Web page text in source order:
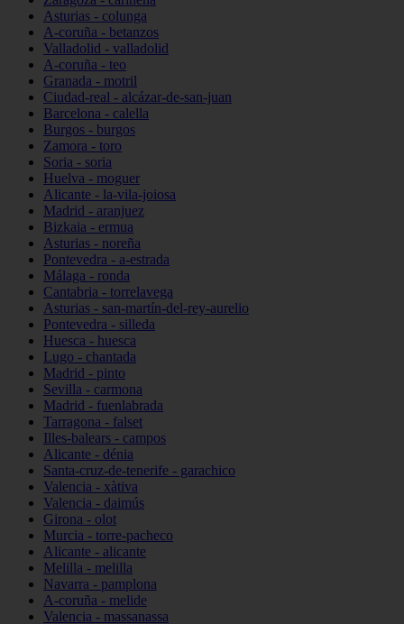
Asturias - colunga
A-coruña - betanzos
Valladolid - valladolid
A-coruña - teo
Granada - motril
Ciudad-real - alcázar-de-san-juan
Barcelona - calella
Burgos - burgos
Zamora - toro
Soria - soria
Huelva - moguer
Alicante - la-vila-joiosa
Madrid - aranjuez
Bizkaia - ermua
Asturias - noreña
Pontevedra - a-estrada
Málaga - ronda
Cantabria - torrelavega
Asturias - san-martín-del-rey-aurelio
Pontevedra - silleda
Huesca - huesca
Lugo - chantada
Madrid - pinto
Sevilla - carmona
Madrid - fuenlabrada
Tarragona - falset
Illes-balears - campos
Alicante - dénia
Santa-cruz-de-tenerife - garachico
Valencia - xàtiva
Valencia - daimús
Girona - olot
Murcia - torre-pacheco
Alicante - alicante
Melilla - melilla
Navarra - pamplona
A-coruña - melide
Valencia - massanassa